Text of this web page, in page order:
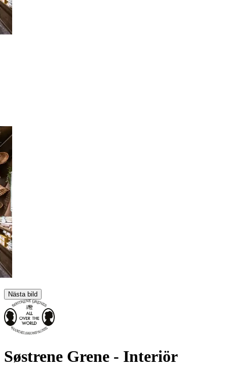
Nästa bild
Søstrene Grene - Interiör